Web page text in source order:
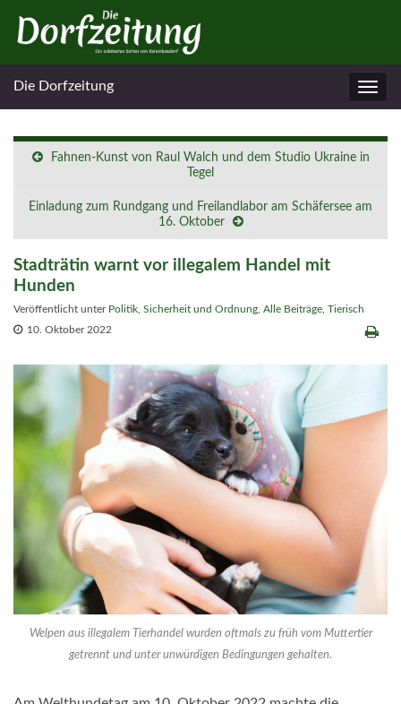
Die Dorfzeitung
Fahnen-Kunst von Raul Walch und dem Studio Ukraine in
Tegel
Einladung zum Rundgang und Freilandlabor am Schäfersee am
16. Oktober
Stadträtin warnt vor illegalem Handel mit
Hunden
Veröffentlicht unter Politik Sicherheit und Ordnung Alle Beiträge Tierisch
10. Oktober 2022
Welpen aus illegalem Tierhandel wurden oftmals zu früh vom Muttertier
getrennt und unter unwürdigen Bedingungen gehalten.